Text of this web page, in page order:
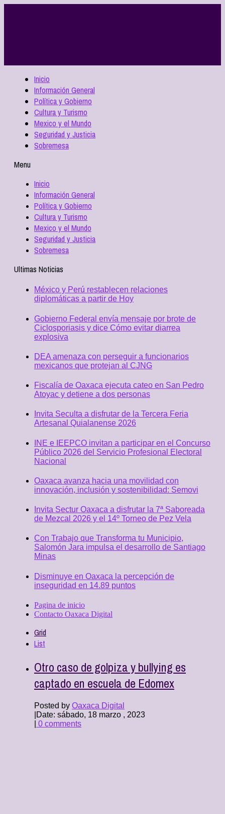
Inicio
Información General
Política y Gobierno
Cultura y Turismo
Mexico y el Mundo
Seguridad y Justicia
Sobremesa
Menu
Inicio
Información General
Política y Gobierno
Cultura y Turismo
Mexico y el Mundo
Seguridad y Justicia
Sobremesa
Ultimas Noticias
México y Perú restablecen relaciones
diplomáticas a partir de Hoy
Gobierno Federal envía mensaje por brote de
Ciclosporiasis y dice Cómo evitar diarrea
explosiva
DEA amenaza con perseguir a funcionarios
mexicanos que protejan al CJNG
Fiscalía de Oaxaca ejecuta cateo en San Pedro
Atoyac y detiene a dos personas
Invita Seculta a disfrutar de la Tercera Feria
Artesanal Quialanense 2026
INE e IEEPCO invitan a participar en el Concurso
Público 2026 del Servicio Profesional Electoral
Nacional
Oaxaca avanza hacia una movilidad con
innovación, inclusión y sostenibilidad: Semovi
Invita Sectur Oaxaca a disfrutar la 7ª Saboreada
de Mezcal 2026 y el 14º Torneo de Pez Vela
Con Trabajo que Transforma tu Municipio,
Salomón Jara impulsa el desarrollo de Santiago
Minas
Disminuye en Oaxaca la percepción de
inseguridad en 14.89 puntos
Pagina de inicio
Contacto Oaxaca Digital
Grid
List
Otro caso de golpiza y bullying es
captado en escuela de Edomex
Posted by Oaxaca Digital
Date: sábado, 18 marzo , 2023
0 comments